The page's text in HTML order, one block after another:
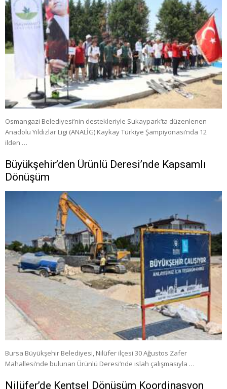
Osmangazi Belediyesi’nin destekleriyle Sukaypark’ta düzenlenen
Anadolu Yıldızlar Ligi (ANALİG) Kaykay Türkiye Şampiyonası’nda 12
ilden …
Büyükşehir’den Ürünlü Deresi’nde Kapsamlı
Dönüşüm
Bursa Büyükşehir Belediyesi, Nilüfer ilçesi 30 Ağustos Zafer
Mahallesi’nde bulunan Ürünlü Deresi’nde ıslah çalışmasıyla …
Nilüfer’de Kentsel Dönüşüm Koordinasyon